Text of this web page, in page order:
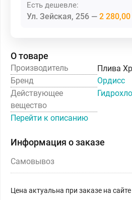
Есть дешевле:
Ул. Зейская, 256 2
О товаре
Производитель
Плива
Бренд
Ордисс
Действующее
вещество
Перейти к описанию
Информация о заказе
Самовывоз
Цена актуальна при заказе на сайте